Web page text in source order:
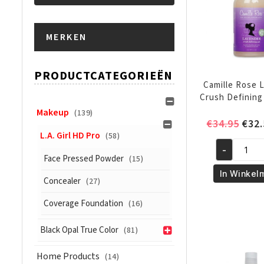
MERKEN
PRODUCTCATEGORIEËN
Makeup (139)
L.A. Girl HD Pro (58)
Face Pressed Powder (15)
Concealer (27)
Coverage Foundation (16)
Black Opal True Color (81)
Home Products (14)
Camille Rose
Crush Defining
€34.95
was:
€
Camille
Rose
Lavender
-
In